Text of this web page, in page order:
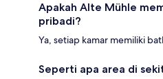
Apakah Alte Mühle
pribadi?
Ya, setiap kamar memiliki
Seperti apa area di